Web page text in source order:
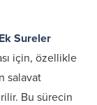
Sureler
için, özellikle
salavat
Bu sürecin